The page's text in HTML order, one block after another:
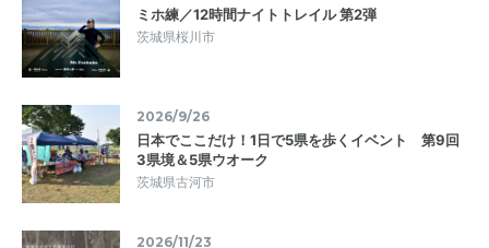
ミホ練／12時間ナイトトレイル 第2弾
茨城県桜川市
2026/9/26
日本でここだけ！1日で5県を歩くイベント 第9回
3県境＆5県ウオーク
茨城県古河市
2026/11/23